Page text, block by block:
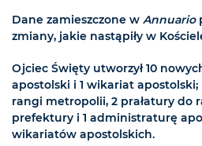
Dane zamieszczone w Annuario
zmiany, jakie nastąpiły w
Ojciec Święty utworzył 10
apostolski i 1 wikariat apostolski;
rangi metropolii, 2 prałatury do
prefektury i 1 administraturę
wikariatów apostolskich.